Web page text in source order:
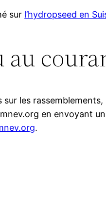
sur l’hydropseed en
au
les
en envoyant
.